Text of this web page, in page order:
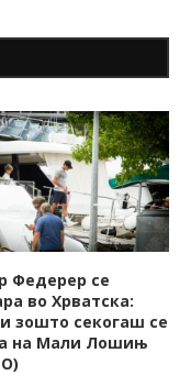
Федерер се
во Хрватска:
зошто секогаш се
на Мали Лошињ